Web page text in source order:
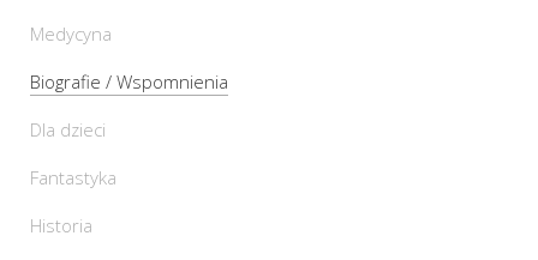
Medycyna
Biografie / Wspomnienia
Dla dzieci
Fantastyka
Historia